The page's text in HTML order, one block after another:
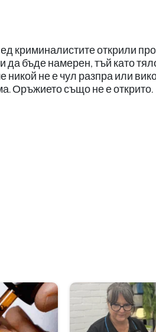
криминалистите открили
да бъде намерен, тъй като
никой не е чул разпра или
Оръжието също не е открито.